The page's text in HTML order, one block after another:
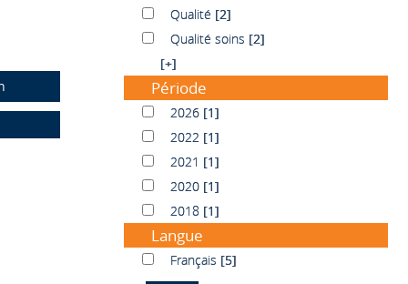
QualitéQualité [2]
Qualité soins
Qualité soins [2]
[+]
Période
20262026 [1]
20222022 [1]
20212021 [1]
20202020 [1]
20182018 [1]
Langue
FrançaisFrançais [5]